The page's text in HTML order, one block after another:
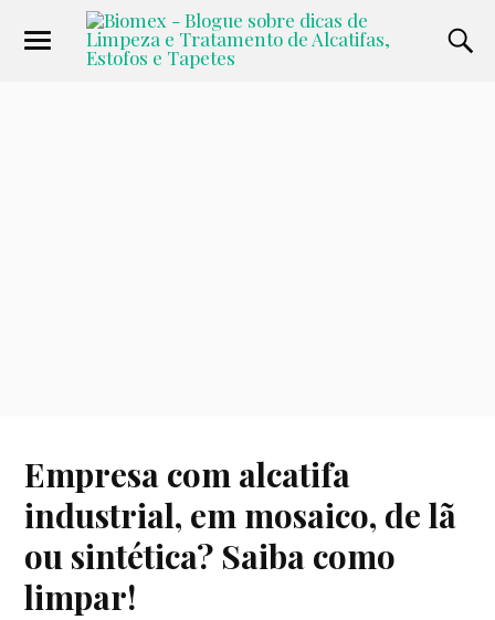
Empresa com alcatifa
industrial, em mosaico, de lã
ou sintética? Saiba como
limpar!